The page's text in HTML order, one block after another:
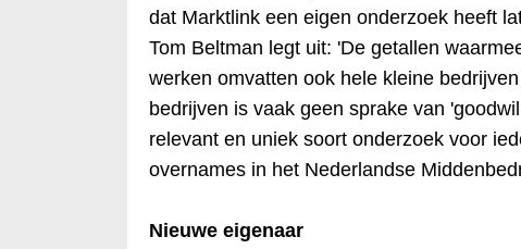
dat Marktlink een eigen onderzoek heeft
Tom Beltman legt uit: 'De getallen
werken omvatten ook hele kleine
bedrijven is vaak geen sprake van
relevant en uniek soort onderzoek voor
overnames in het Nederlandse
Nieuwe eigenaar